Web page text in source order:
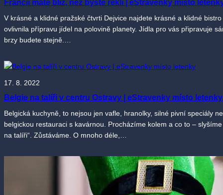
Francii máte blíž, než byste řekli | eStravenky místo
V krásné a klidné pražské čtvrti Dejvice najdete krásné a klidné
ovlivnila přípravu jídel na polovině planety. Jídla pro vás připravuje
brzy budete stejně.…
17. 8. 2022
Belgie na talíři v centru Ostravy | eStravenky místo letenky
Belgická kuchyně, to nejsou jen vafle, hranolky, silné pivní speciály
belgickou restauraci s kavárnou. Procházíme kolem a co to –
na talíři“. Zůstáváme. O mnoho déle,…